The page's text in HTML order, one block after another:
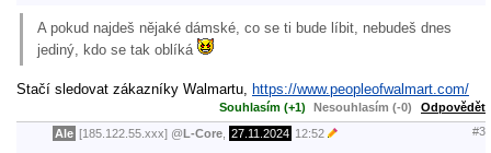
A pokud najdeš nějaké dámské, co se ti bude líbit, nebudeš dnes
jediný, kdo se tak oblíká
Stačí sledovat zákazníky Walmartu, https://www.peopleofwalmart.com/
Souhlasím (+1) Nesouhlasím (-0) Odpovědět
Ale [185.122.55.xxx] @L-Core 27.11.2024 12:52 #3